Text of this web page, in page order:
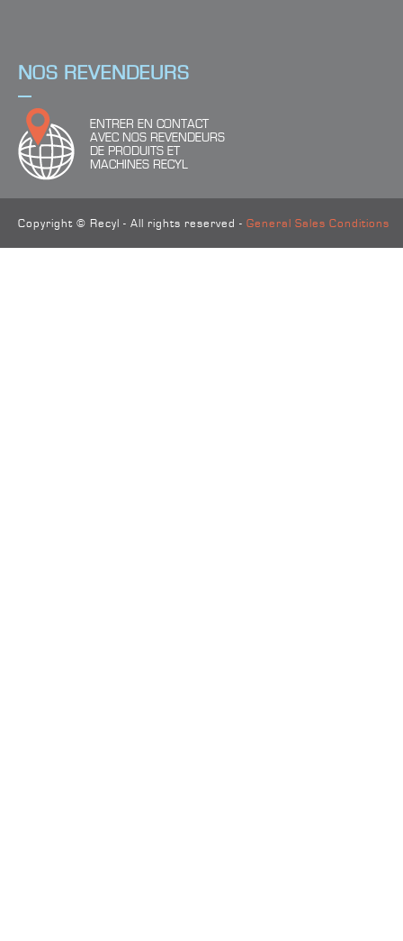
NOS REVENDEURS
ENTRER EN CONTACT
AVEC NOS REVENDEURS
DE PRODUITS ET
MACHINES RECYL
Copyright © Recyl - All rights reserved - General Sales Conditions